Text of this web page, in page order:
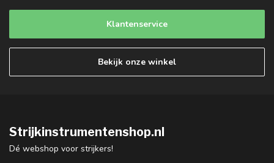
Klantenservice
Bekijk onze winkel
Strijkinstrumentenshop.nl
Dé webshop voor strijkers!